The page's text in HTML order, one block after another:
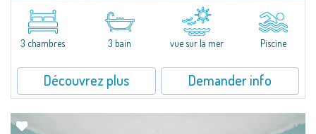
New acquisition: beautiful villa with 3 bedrooms and 3 bathrooms,
featuring a private pool. Bright, well-designed spaces, ideal for enjoying the
charm and tranquillity of Porto Rafael in an exclusive setting...
3 chambres 3 bain vue sur la mer Piscine
Découvrez plus Demander info